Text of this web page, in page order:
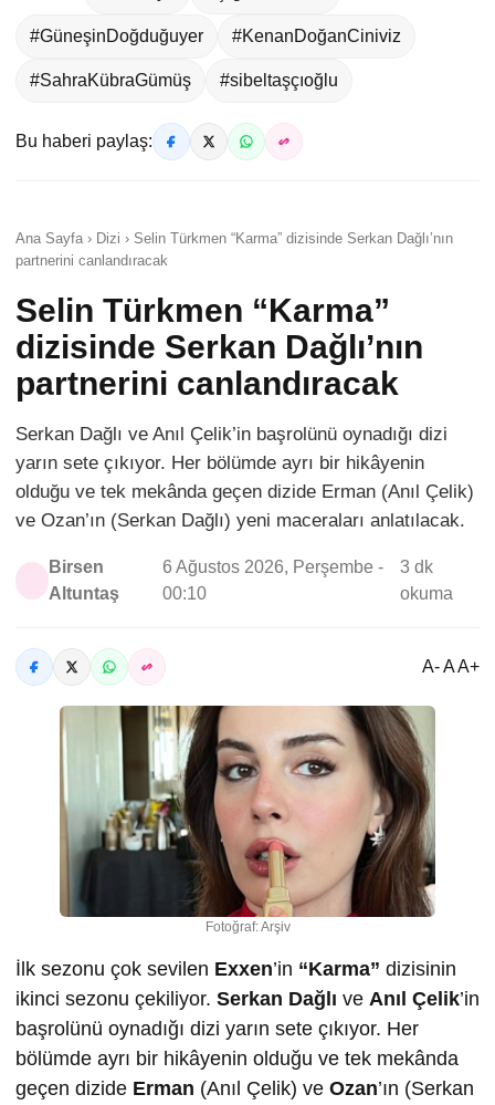
#GüneşinDoğduğuyer #KenanDoğanCiniviz
#SahraKübraGümüş #sibeltaşçıoğlu
Bu haberi paylaş:
Ana Sayfa › Dizi › Selin Türkmen “Karma” dizisinde Serkan Dağlı’nın
partnerini canlandıracak
Selin Türkmen “Karma”
dizisinde Serkan Dağlı’nın
partnerini canlandıracak
Serkan Dağlı ve Anıl Çelik’in başrolünü oynadığı dizi
yarın sete çıkıyor. Her bölümde ayrı bir hikâyenin
olduğu ve tek mekânda geçen dizide Erman (Anıl Çelik)
ve Ozan’ın (Serkan Dağlı) yeni maceraları anlatılacak.
Birsen
Altuntaş
6 Ağustos 2026, Perşembe -
00:10
3 dk
okuma
A- A A+
Fotoğraf: Arşiv
İlk sezonu çok sevilen Exxen’in “Karma” dizisinin
ikinci sezonu çekiliyor. Serkan Dağlı ve Anıl Çelik’in
başrolünü oynadığı dizi yarın sete çıkıyor. Her
bölümde ayrı bir hikâyenin olduğu ve tek mekânda
geçen dizide Erman (Anıl Çelik) ve Ozan’ın (Serkan